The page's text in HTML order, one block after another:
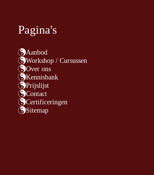
Pagina's
Aanbod
Workshop / Cursussen
Over ons
Kennisbank
Prijslijst
Contact
Certificeringen
Sitemap